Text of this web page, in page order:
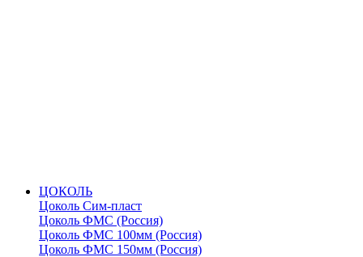
ЦОКОЛЬ
Цоколь Сим-пласт
Цоколь ФМС (Россия)
Цоколь ФМС 100мм (Россия)
Цоколь ФМС 150мм (Россия)